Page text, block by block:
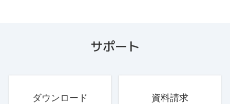
サポート
ダウンロード 資料請求